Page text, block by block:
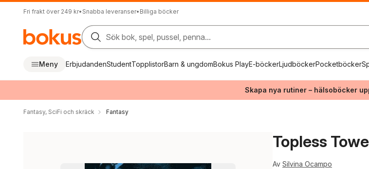
Fri frakt över 249 kr• Snabba leveranser• Billiga böcker
Sök bok, spel, pussel, penna...
Meny ErbjudandenStudentTopplistorBarn & ungdomBokus PlayE-böckerLjudböckerPocketböcker
Skapa nya rutiner – hälsoböcker
Fantasy, SciFi och skräck Fantasy
Topless
Av Silvina Ocampo